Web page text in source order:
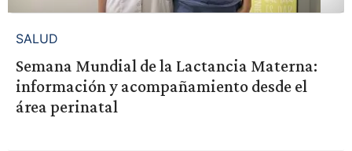
SALUD
Semana Mundial de la Lactancia Materna:
información y acompañamiento desde el
área perinatal